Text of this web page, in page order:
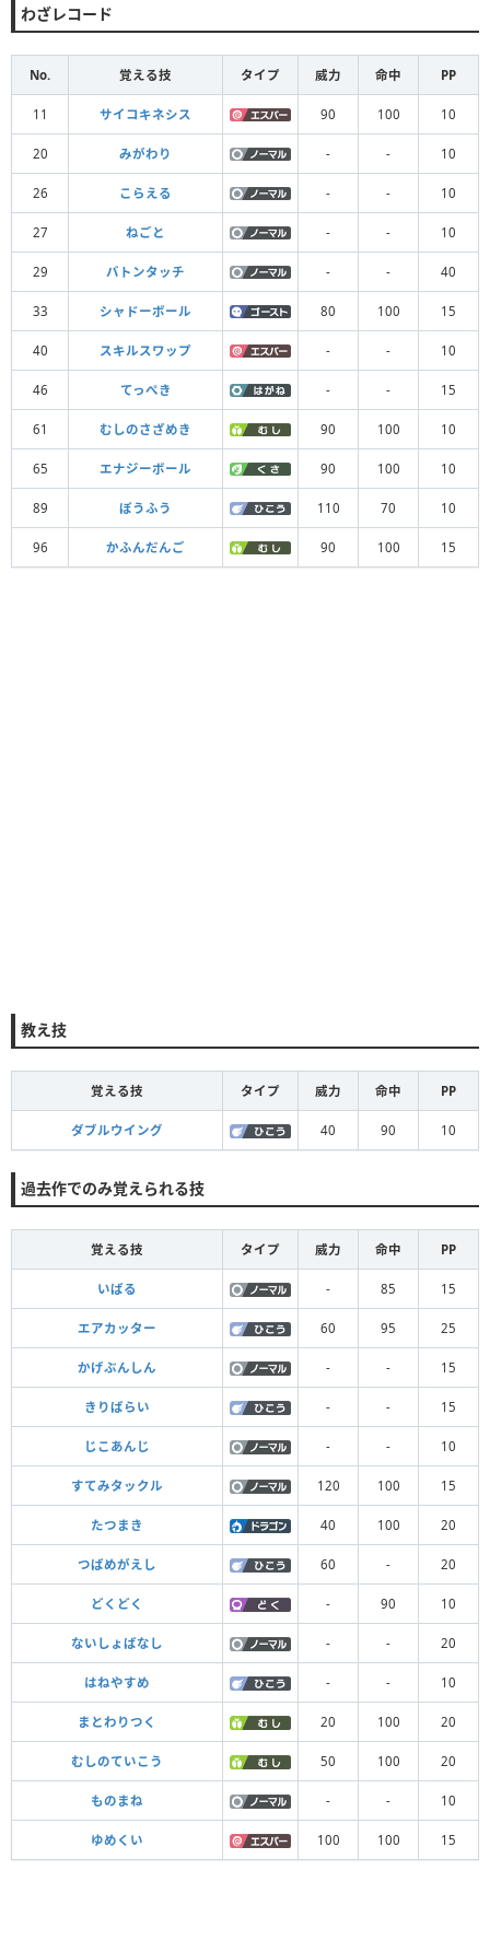
わざレコード
No. 覚える技 タイプ 威力 命中 PP
11 サイコキネシス 90 100 10
20 みがわり - - 10
26 こらえる - - 10
27 ねごと - - 10
29 バトンタッチ - - 40
33 シャドーボール 80 100 15
40 スキルスワップ - - 10
46 てっぺき - - 15
61 むしのさざめき 90 100 10
65 エナジーボール 90 100 10
89 ぼうふう 110 70 10
96 かふんだんご 90 100 15
教え技
覚える技 タイプ 威力 命中 PP
ダブルウイング 40 90 10
過去作でのみ覚えられる技
覚える技 タイプ 威力 命中 PP
いばる - 85 15
エアカッター 60 95 25
かげぶんしん - - 15
きりばらい - - 15
じこあんじ - - 10
すてみタックル 120 100 15
たつまき 40 100 20
つばめがえし 60 - 20
どくどく - 90 10
ないしょばなし - - 20
はねやすめ - - 10
まとわりつく 20 100 20
むしのていこう 50 100 20
ものまね - - 10
ゆめくい 100 100 15